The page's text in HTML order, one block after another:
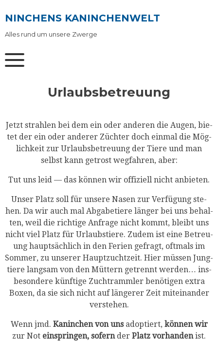
to
content
NINCHENS KANINCHENWELT
Alles rund um unsere Zwerge
Urlaubsbetreuung
Jetzt strah­len bei dem ein oder ande­ren die Augen, bie­
tet der ein oder ande­rer Züch­ter doch ein­mal die Mög­
lich­keit zur Urlaubs­be­treu­ung der Tie­re und man
selbst kann getrost weg­fah­ren, aber:
Tut uns leid — das kön­nen wir offi­zi­ell nicht anbieten.
Unser Platz soll für unse­re Nasen zur Ver­fü­gung ste­
hen. Da wir auch mal Abga­be­tie­re län­ger bei uns behal­
ten, weil die rich­ti­ge Anfra­ge nicht kommt, bleibt uns
nicht viel Platz für Urlaub­stie­re. Zudem ist eine Betreu­
ung haupt­säch­lich in den Feri­en gefragt, oft­mals im
Som­mer, zu unse­rer Haupt­zucht­zeit. Hier müs­sen Jung­
tie­re lang­sam von den Müt­tern getrennt wer­den… ins­
be­son­de­re künf­ti­ge Zucht­ramm­ler benö­ti­gen extra
Boxen, da sie sich nicht auf län­ge­rer Zeit mit­ein­an­der
verstehen.
Wenn jmd. Kanin­chen von unsadop­tiert, kön­nen wir
zur Not ein­sprin­gen, sofernder Platz vor­han­denist.